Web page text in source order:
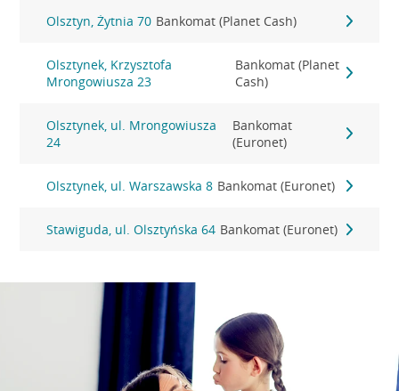
Olsztyn, Żytnia 70 Bankomat (Planet Cash)
Olsztynek, Krzysztofa
Mrongowiusza 23
Bankomat (Planet
Cash)
Olsztynek, ul. Mrongowiusza
24
Bankomat
(Euronet)
Olsztynek, ul. Warszawska 8 Bankomat (Euronet)
Stawiguda, ul. Olsztyńska 64 Bankomat (Euronet)